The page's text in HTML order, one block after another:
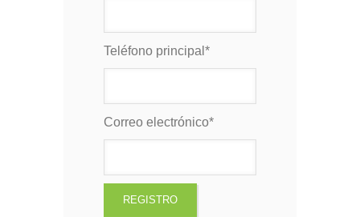
Teléfono principal *
Correo electrónico*